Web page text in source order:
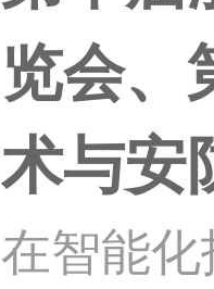
览会、
术与安
在智能